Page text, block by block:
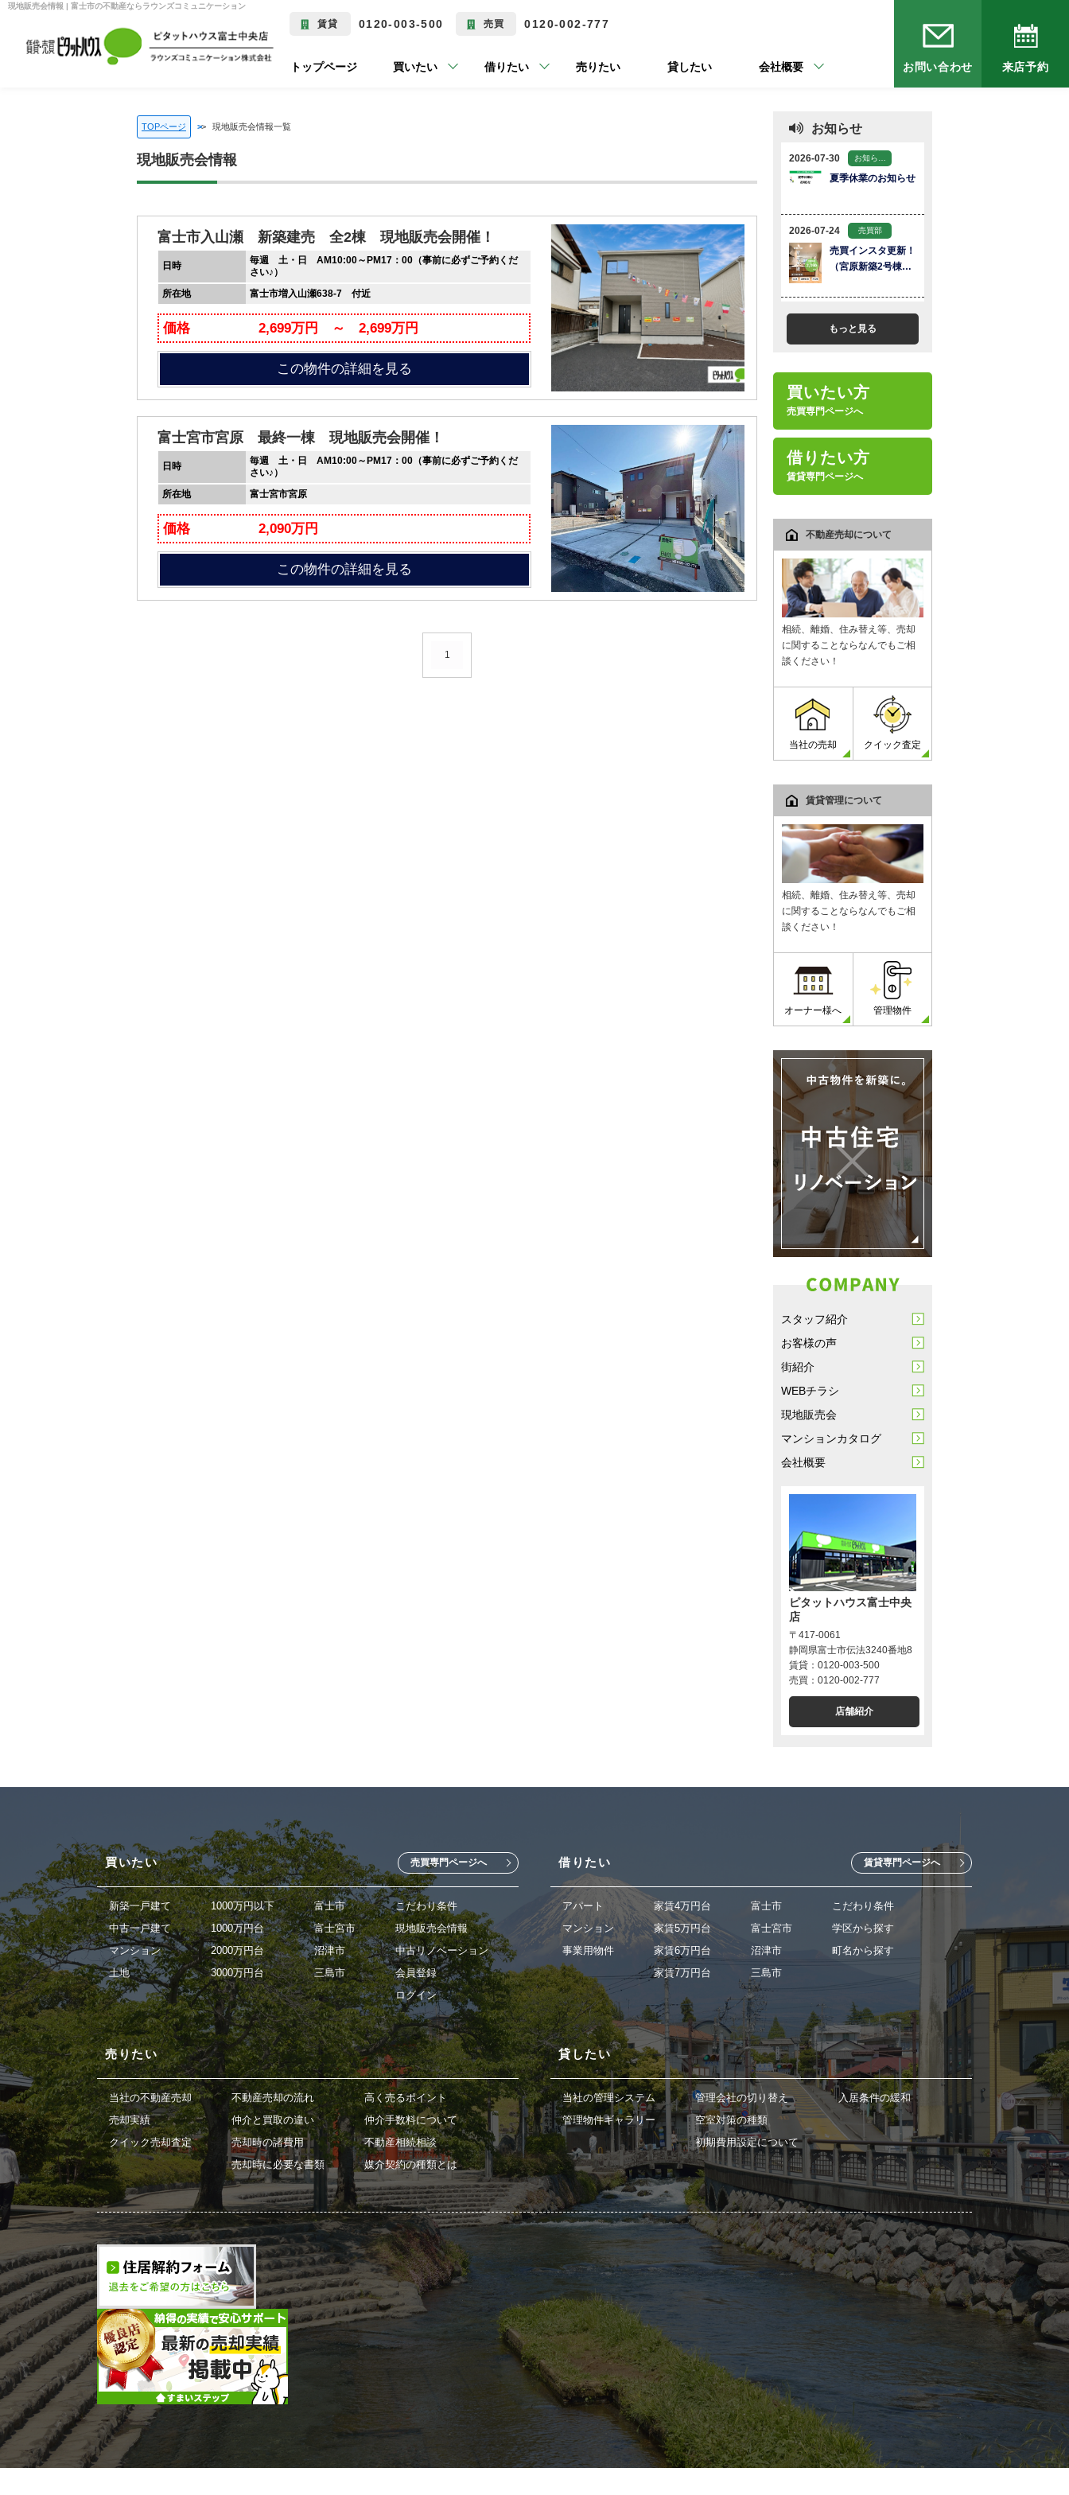
現地販売会情報 | 富士市の不動産ならラウンズコミュニケーション
賃貸 0120-003-500 売買 0120-002-777
トップページ 買いたい 借りたい 売りたい 貸したい 会社概要 お問い合わせ 来店予約
TOPページ > 現地販売会情報一覧
現地販売会情報
富士市入山瀬 新築建売 全2棟 現地販売会開催！
日時
毎週 土・日 AM10:00～PM17：00（事前に必ずご予約くだ
さい♪）
所在地
富士市増入山瀬638-7 付近
価格 2,699万円 ～ 2,699万円
この物件の詳細を見る
富士宮市宮原 最終一棟 現地販売会開催！
日時
毎週 土・日 AM10:00～PM17：00（事前に必ずご予約くだ
さい♪）
所在地
富士宮市宮原
価格 2,090万円
この物件の詳細を見る
1
お知らせ
もっと見る
買いたい方
売買専門ページへ
借りたい方
賃貸専門ページへ
不動産売却について
相続、離婚、住み替え等、売却
に関することならなんでもご相
談ください！
当社の売却 クイック査定
賃貸管理について
相続、離婚、住み替え等、売却
に関することならなんでもご相
談ください！
オーナー様へ 管理物件
スタッフ紹介
お客様の声
街紹介
WEBチラシ
現地販売会
マンションカタログ
会社概要
ピタットハウス富士中央
店
〒417-0061
静岡県富士市伝法3240番地8
賃貸：0120-003-500
売買：0120-002-777
店舗紹介
買いたい 売買専門ページへ
新築一戸建て
中古一戸建て
マンション
土地
1000万円以下
1000万円台
2000万円台
3000万円台
富士市
富士宮市
沼津市
三島市
こだわり条件
現地販売会情報
中古リノベーション
会員登録
ログイン
借りたい 賃貸専門ページへ
アパート
マンション
事業用物件
家賃4万円台
家賃5万円台
家賃6万円台
家賃7万円台
富士市
富士宮市
沼津市
三島市
こだわり条件
学区から探す
町名から探す
売りたい
当社の不動産売却
売却実績
クイック売却査定
不動産売却の流れ
仲介と買取の違い
売却時の諸費用
売却時に必要な書類
高く売るポイント
仲介手数料について
不動産相続相談
媒介契約の種類とは
貸したい
当社の管理システム
管理物件ギャラリー
管理会社の切り替え
空室対策の種類
初期費用設定について
入居条件の緩和